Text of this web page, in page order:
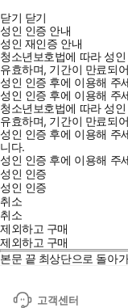
닫기 닫기
성인 인증 안내
성인 재인증 안내
청소년보호법에 따라 성
유효하며, 기간이 만료되
성인 인증 후에 이용해 주
성인 인증 후에 이용해 주
청소년보호법에 따라 성
유효하며, 기간이 만료되
성인 인증 후에 이용해 주
니다.
성인 인증 후에 이용해 주
성인 인증
성인 인증
취소
취소
제외하고 구매
제외하고 구매
본문 끝 최상단으로 돌아
고객센터